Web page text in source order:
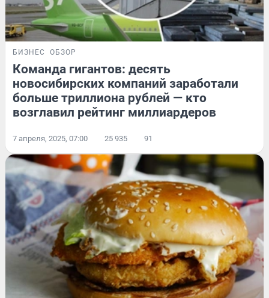
БИЗНЕС ОБЗОР
Команда гигантов: десять
новосибирских компаний заработали
больше триллиона рублей — кто
возглавил рейтинг миллиардеров
7 апреля, 2025, 07:00 25 935 91